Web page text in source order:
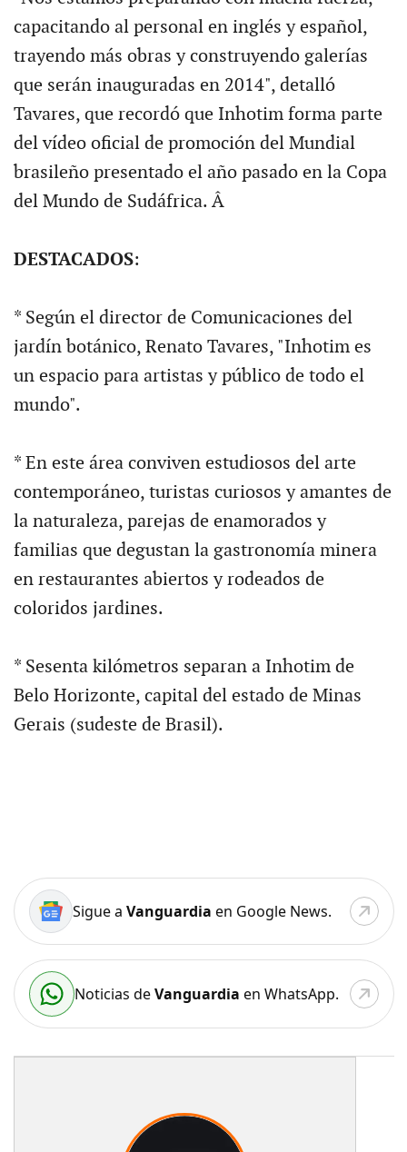
capacitando al personal en inglés y español,
trayendo más obras y construyendo galerías
que serán inauguradas en 2014", detalló
Tavares, que recordó que Inhotim forma parte
del vídeo oficial de promoción del Mundial
brasileño presentado el año pasado en la Copa
del Mundo de Sudáfrica. Â
DESTACADOS:
* Según el director de Comunicaciones del
jardín botánico, Renato Tavares, "Inhotim es
un espacio para artistas y público de todo el
mundo".
* En este área conviven estudiosos del arte
contemporáneo, turistas curiosos y amantes de
la naturaleza, parejas de enamorados y
familias que degustan la gastronomía minera
en restaurantes abiertos y rodeados de
coloridos jardines.
* Sesenta kilómetros separan a Inhotim de
Belo Horizonte, capital del estado de Minas
Gerais (sudeste de Brasil).
Sigue a Vanguardia en Google News.
Noticias deVanguardia en WhatsApp.